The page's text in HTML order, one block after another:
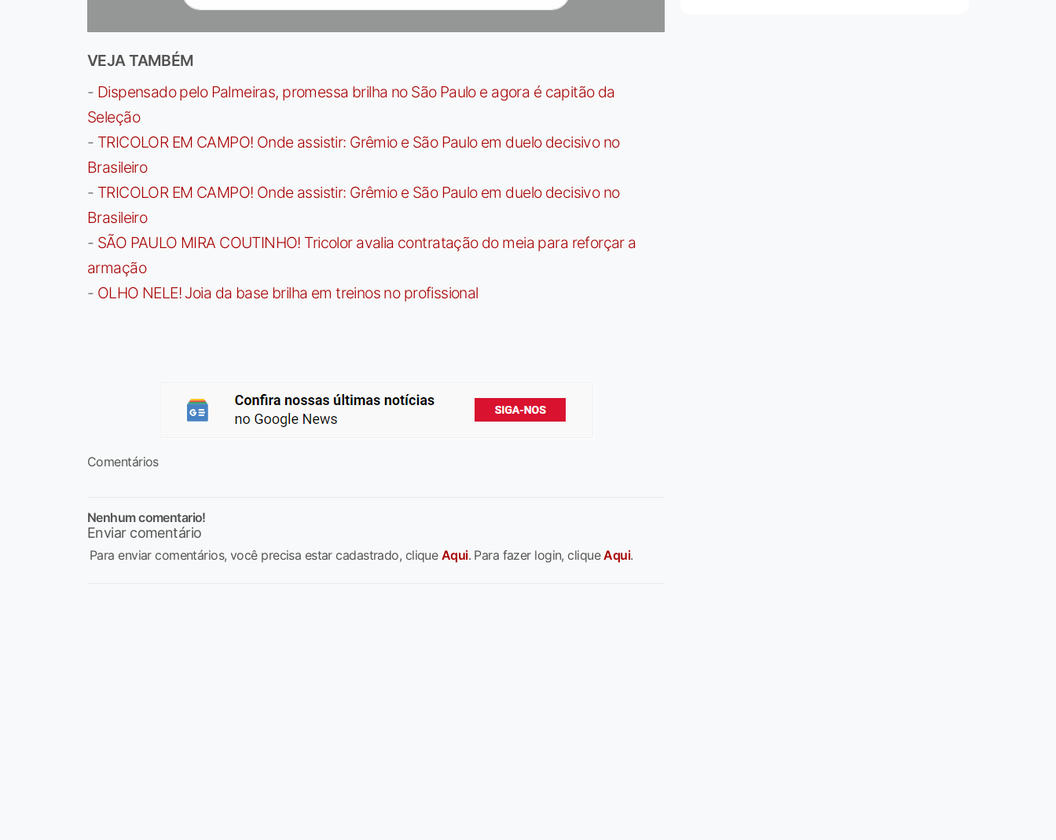
VEJA TAMBÉM
- Dispensado pelo Palmeiras, promessa brilha no São Paulo e agora é capitão da
Seleção
- TRICOLOR EM CAMPO! Onde assistir: Grêmio e São Paulo em duelo decisivo no
Brasileiro
- TRICOLOR EM CAMPO! Onde assistir: Grêmio e São Paulo em duelo decisivo no
Brasileiro
- SÃO PAULO MIRA COUTINHO! Tricolor avalia contratação do meia para reforçar a
armação
- OLHO NELE! Joia da base brilha em treinos no profissional
Comentários
Nenhum comentario!
Enviar comentário
Para enviar comentários, você precisa estar cadastrado, clique Aqui. Para fazer login, cliqueAqui.